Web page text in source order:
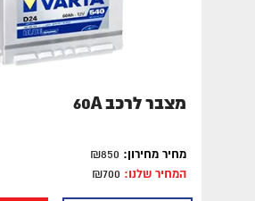
מצבר לרכב 60A
מחיר מחירון:
המחיר שלנו: